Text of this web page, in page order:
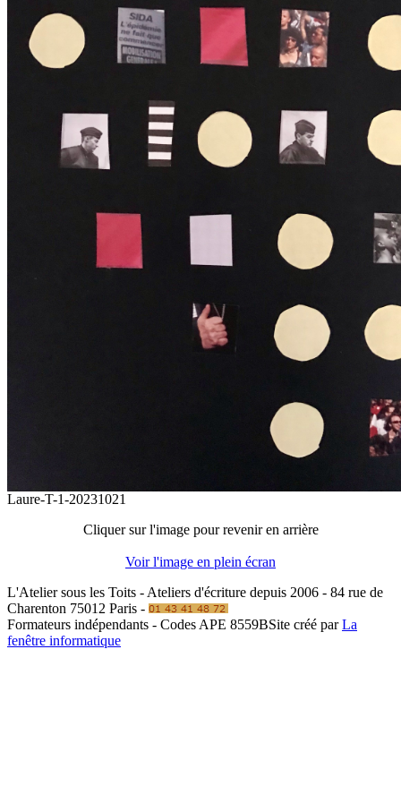
Laure-T-1-20231021
Cliquer sur l'image pour revenir en arrière
Voir l'image en plein écran
L'Atelier sous les Toits - Ateliers d'écriture depuis 2006 - 84 rue de
Charenton 75012 Paris -
Formateurs indépendants - Codes APE 8559BSite créé parLa
fenêtre informatique